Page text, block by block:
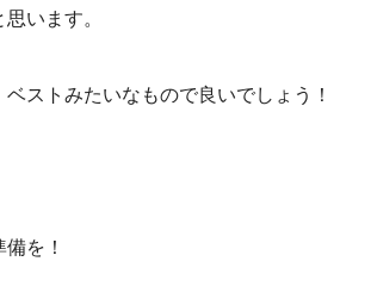
います。
ストみたいなもので良いでしょう！
を！